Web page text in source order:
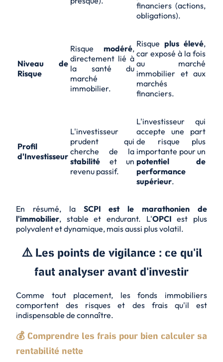
financiers (actions,
obligations).
Niveau de
Risque
Risque modéré,
directement lié à
la santé du
marché
immobilier.
Risque plus élevé,
car exposé à la fois
au marché
immobilier et aux
marchés
financiers.
Profil
d'Investisseur
L'investisseur
prudent qui
cherche de la
stabilité et un
revenu passif.
L'investisseur qui
accepte une part
de risque plus
importante pour un
potentiel de
performance
supérieur.
En résumé, la SCPI est le marathonien de
l'immobilier, stable et endurant. L'OPCIest plus
polyvalent et dynamique, mais aussi plus volatil.
⚠️ Les points de vigilance : ce qu'il
faut analyser avant d'investir
Comme tout placement, les fonds immobiliers
comportent des risques et des frais qu'il est
indispensable de connaître.
💰 Comprendre les frais pour bien calculer sa
rentabilité nette